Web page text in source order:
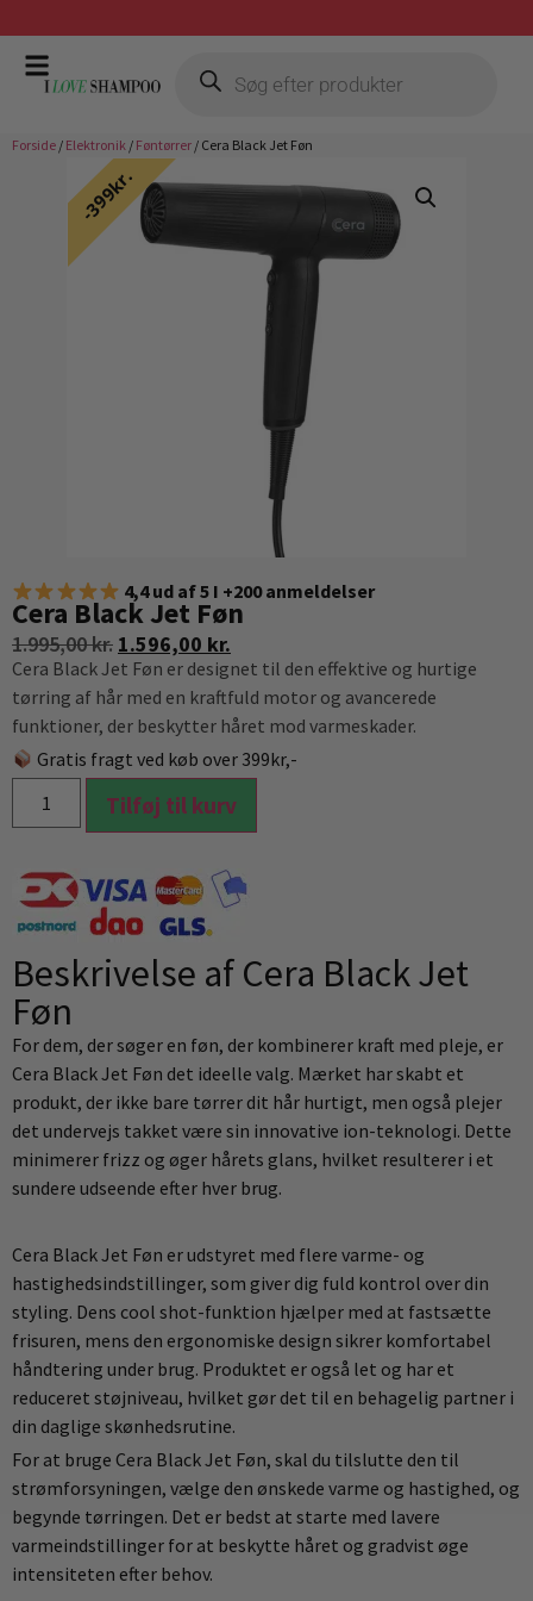
Prismatch mod billigste forhandler
Forside / Elektronik / Føntørrer / Cera Black Jet Føn
4,4 ud af 5 I +200 anmeldelser
Cera Black Jet Føn
1.995,00kr. 1.596,00 kr.
Cera Black Jet Føn er designet til den effektive og hurtige
tørring af hår med en kraftfuld motor og avancerede
funktioner, der beskytter håret mod varmeskader.
Gratis fragt ved køb over 399kr,-
Tilføj til kurv
Beskrivelse af Cera Black Jet
Føn
For dem, der søger en føn, der kombinerer kraft med pleje, er
Cera Black Jet Føn det ideelle valg. Mærket har skabt et
produkt, der ikke bare tørrer dit hår hurtigt, men også plejer
det undervejs takket være sin innovative ion-teknologi. Dette
minimerer frizz og øger hårets glans, hvilket resulterer i et
sundere udseende efter hver brug.
Cera Black Jet Føn er udstyret med flere varme- og
hastighedsindstillinger, som giver dig fuld kontrol over din
styling. Dens cool shot-funktion hjælper med at fastsætte
frisuren, mens den ergonomiske design sikrer komfortabel
håndtering under brug. Produktet er også let og har et
reduceret støjniveau, hvilket gør det til en behagelig partner i
din daglige skønhedsrutine.
For at bruge Cera Black Jet Føn, skal du tilslutte den til
strømforsyningen, vælge den ønskede varme og hastighed, og
begynde tørringen. Det er bedst at starte med lavere
varmeindstillinger for at beskytte håret og gradvist øge
intensiteten efter behov.
399kr.